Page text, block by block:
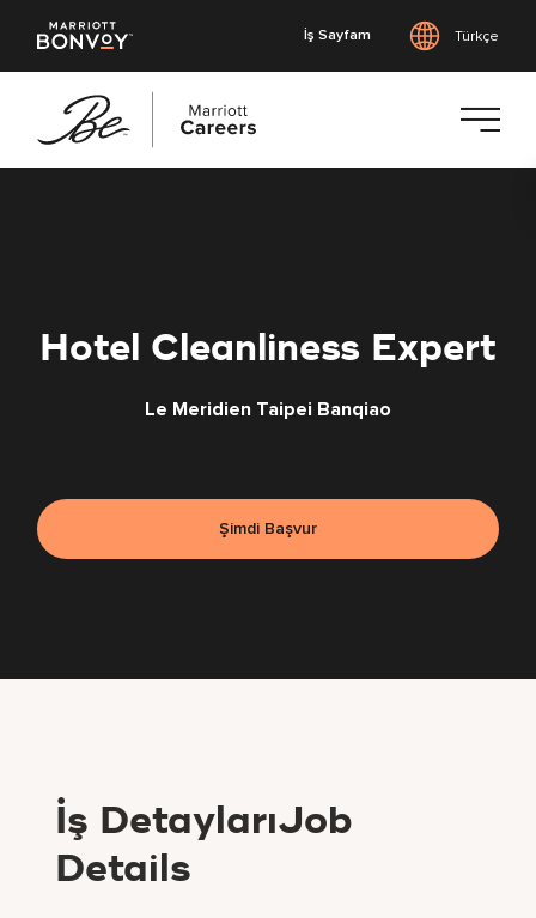
İş Sayfam Türkçe
Hotel Cleanliness Expert
Le Meridien Taipei Banqiao
Şimdi Başvur
İş DetaylarıJob
Details